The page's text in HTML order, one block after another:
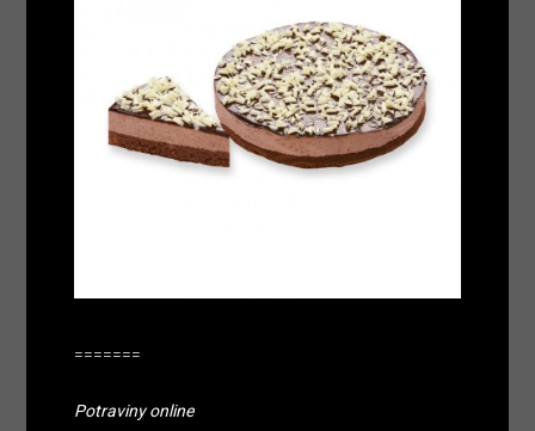
=======
Potraviny online